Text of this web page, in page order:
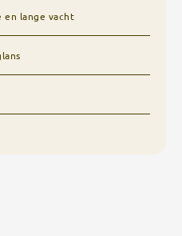
en lange vacht